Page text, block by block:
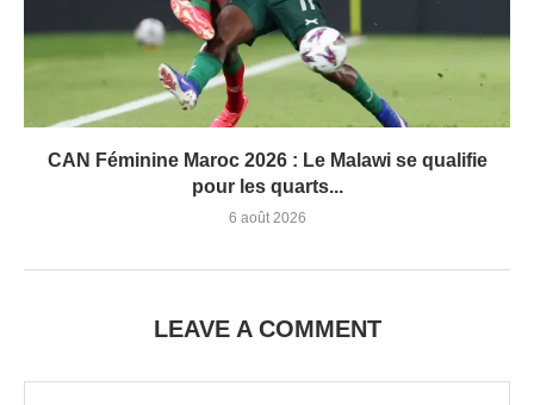
CAN Féminine Maroc 2026 : Le Malawi se qualifie
pour les quarts...
6 août 2026
LEAVE A COMMENT